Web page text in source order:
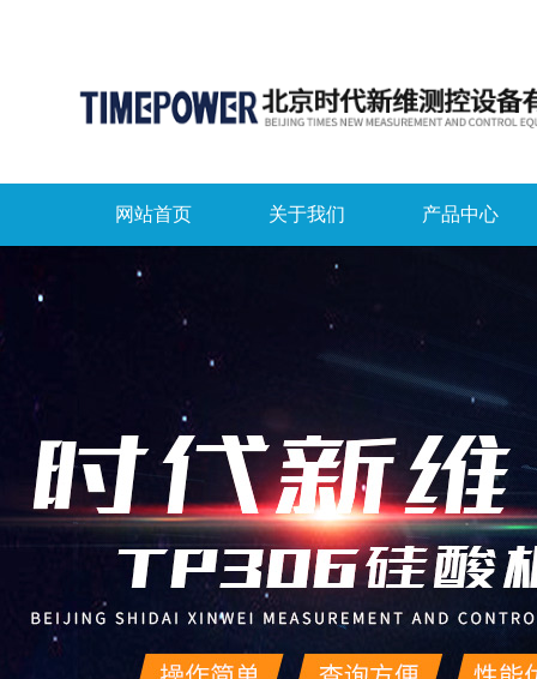
网站首页 关于我们 产品中心